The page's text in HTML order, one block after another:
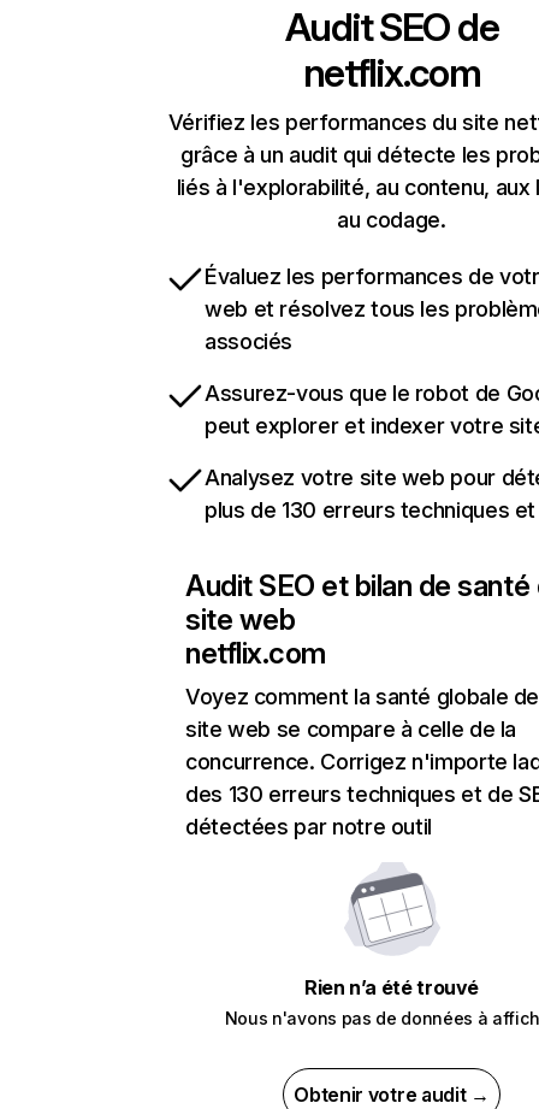
Audit SEO de
netflix.com
Vérifiez les performances du site
grâce à un audit qui détecte les
liés à l'explorabilité, au contenu, aux
au codage.
Évaluez les performances de
web et résolvez tous les
associés
Assurez-vous que le robot de
peut explorer et indexer votre
Analysez votre site web pour
plus de 130 erreurs techniques et
Audit SEO et bilan de santé
site web
netflix.com
Voyez comment la santé globale
site web se compare à celle de la
concurrence. Corrigez n'importe
des 130 erreurs techniques et de
détectées par notre outil
Rien n’a été trouvé
Nous n'avons pas de données à
Obtenir votre audit →